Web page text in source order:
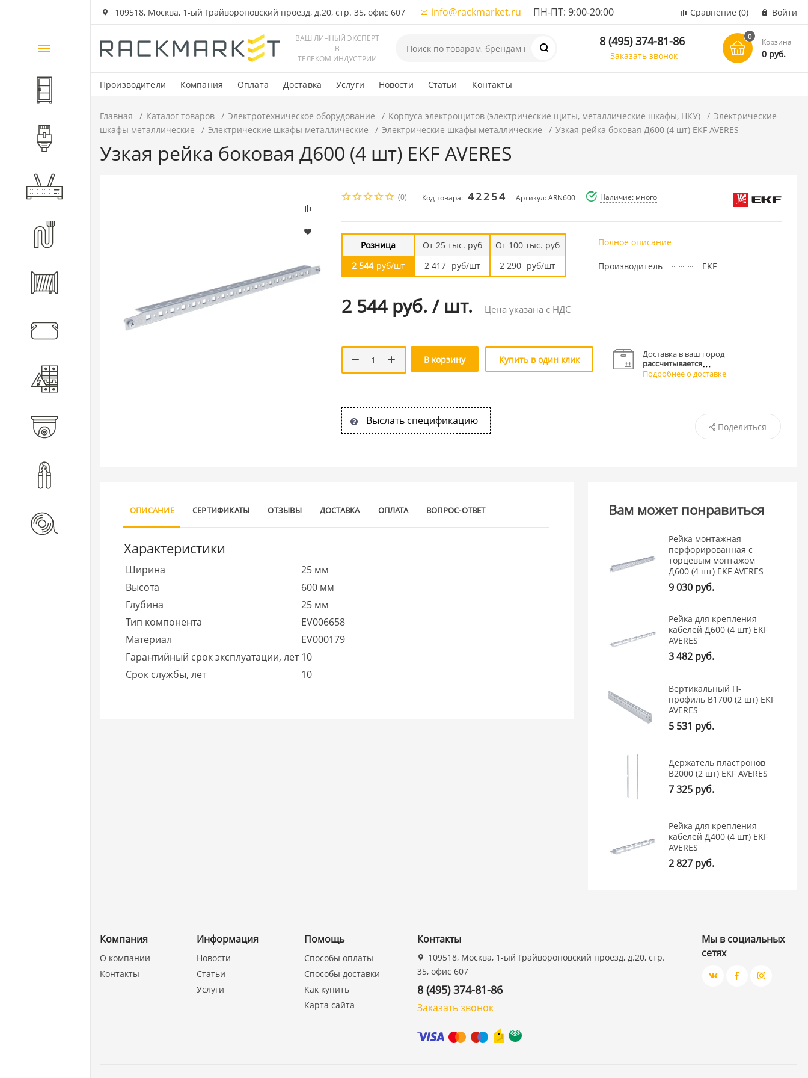
109518, Москва, 1-ый Грайвороновский проезд, д.20, стр. 35, офис 607 info@rackmarket.ru ПН-ПТ: 9:00-20:00 Сравнение (0) Войти
ВАШ ЛИЧНЫЙ ЭКСПЕРТ
В
ТЕЛЕКОМ ИНДУСТРИИ
8 (495) 374-81-86
Заказать звонок
0
Корзина
0 руб.
Производители Компания Оплата Доставка Услуги Новости Статьи Контакты
Каталог
товаров
Шкафы и стойки
Компоненты СКС
Кабеленесущие системы
Главная Каталог товаров Электротехническое оборудование Корпуса электрощитов (электрические щиты, металлические шкафы, НКУ)
Электрические
шкафы металлические
Электрические шкафы металлические Электрические шкафы металлические Узкая рейка боковая Д600 (4 шт) EKF AVERES
Узкая рейка боковая Д600 (4 шт) EKF AVERES
(0) Код товара: 42254 Артикул: ARN600 Наличие: много
Розница
2 544 руб/шт
От 25 тыс. руб
2 417 руб/шт
От 100 тыс. руб
2 290 руб/шт
2 544 руб. / шт. Цена указана с НДС
Полное описание
Производитель EKF
В корзину Купить в один клик
Доставка в ваш город
рассчитывается
Подробнее о доставке
Выслать спецификацию Поделиться
ОПИСАНИЕ СЕРТИФИКАТЫ ОТЗЫВЫ ДОСТАВКА ОПЛАТА ВОПРОС-ОТВЕТ
Характеристики
Ширина
25 мм
Высота
600 мм
Глубина
25 мм
Тип компонента
EV006658
Материал
EV000179
Гарантийный срок эксплуатации, лет 10
Срок службы, лет
10
Вам может понравиться
Рейка монтажная
перфорированная с
торцевым монтажом
Д600 (4 шт) EKF AVERES
9 030 руб.
Рейка для крепления
кабелей Д600 (4 шт) EKF
AVERES
3 482 руб.
Вертикальный П-
профиль В1700 (2 шт) EKF
AVERES
5 531 руб.
Держатель пластронов
В2000 (2 шт) EKF AVERES
7 325 руб.
Рейка для крепления
кабелей Д400 (4 шт) EKF
AVERES
2 827 руб.
Компания
О компании
Контакты
Информация
Новости
Статьи
Услуги
Помощь
Способы оплаты
Способы доставки
Как купить
Карта сайта
Контакты
109518, Москва, 1-ый Грайвороновский проезд, д.20, стр.
35, офис 607
8 (495) 374-81-86
Заказать звонок
Мы в социальных
сетях